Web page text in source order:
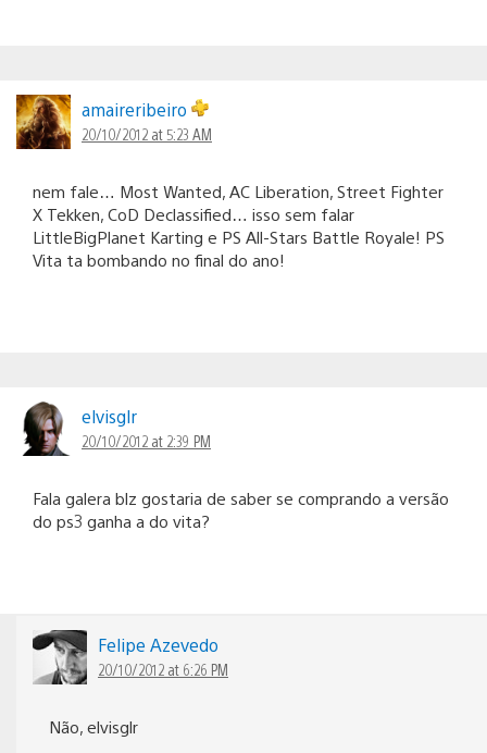
amaireribeiro
20/10/2012 at 5:23 AM
nem fale… Most Wanted, AC Liberation, Street Fighter
X Tekken, CoD Declassified… isso sem falar
LittleBigPlanet Karting e PS All-Stars Battle Royale! PS
Vita ta bombando no final do ano!
elvisglr
20/10/2012 at 2:39 PM
Fala galera blz gostaria de saber se comprando a versão
do ps3 ganha a do vita?
Felipe Azevedo
20/10/2012 at 6:26 PM
Não, elvisglr